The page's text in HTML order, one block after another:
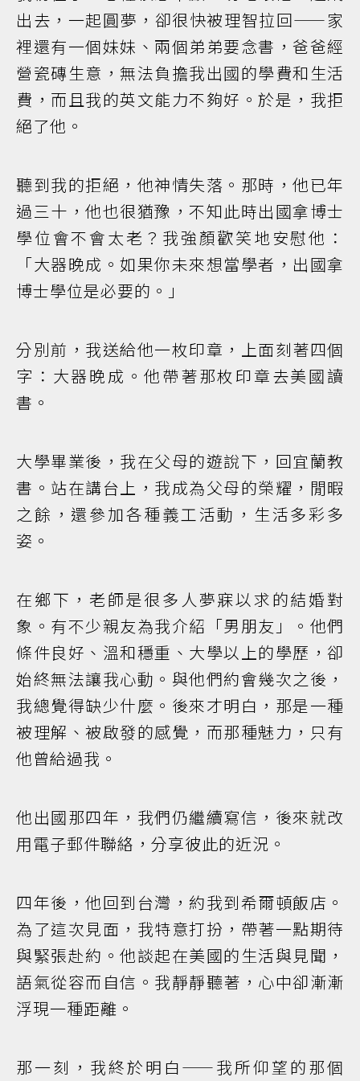
出去，一起圓夢，卻很快被理智拉回——家
裡還有一個妹妹、兩個弟弟要念書，爸爸經
營瓷磚生意，無法負擔我出國的學費和生活
費，而且我的英文能力不夠好。於是，我拒
絕了他。
聽到我的拒絕，他神情失落。那時，他已年
過三十，他也很猶豫，不知此時出國拿博士
學位會不會太老？我強顏歡笑地安慰他：
「大器晚成。如果你未來想當學者，出國拿
博士學位是必要的。」
分別前，我送給他一枚印章，上面刻著四個
字：大器晚成。他帶著那枚印章去美國讀
書。
大學畢業後，我在父母的遊說下，回宜蘭教
書。站在講台上，我成為父母的榮耀，閒暇
之餘，還參加各種義工活動，生活多彩多
姿。
在鄉下，老師是很多人夢寐以求的結婚對
象。有不少親友為我介紹「男朋友」。他們
條件良好、溫和穩重、大學以上的學歷，卻
始終無法讓我心動。與他們約會幾次之後，
我總覺得缺少什麼。後來才明白，那是一種
被理解、被啟發的感覺，而那種魅力，只有
他曾給過我。
他出國那四年，我們仍繼續寫信，後來就改
用電子郵件聯絡，分享彼此的近況。
四年後，他回到台灣，約我到希爾頓飯店。
為了這次見面，我特意打扮，帶著一點期待
與緊張赴約。他談起在美國的生活與見聞，
語氣從容而自信。我靜靜聽著，心中卻漸漸
浮現一種距離。
那一刻，我終於明白——我所仰望的那個